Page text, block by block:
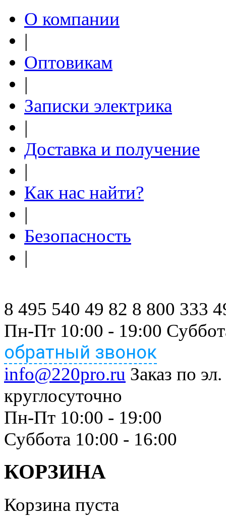
О компании
|
Оптовикам
|
Записки электрика
|
Доставка и получение
|
Как нас найти?
|
Безопасность
|
8 495 540 49 82 8 800 333
Пн-Пт 10:00 - 19:00
обратный звонок
info@220pro.ru Заказ по
круглосуточно
Пн-Пт 10:00 - 19:00
Суббота 10:00 - 16:00
КОРЗИНА
Корзина пуста